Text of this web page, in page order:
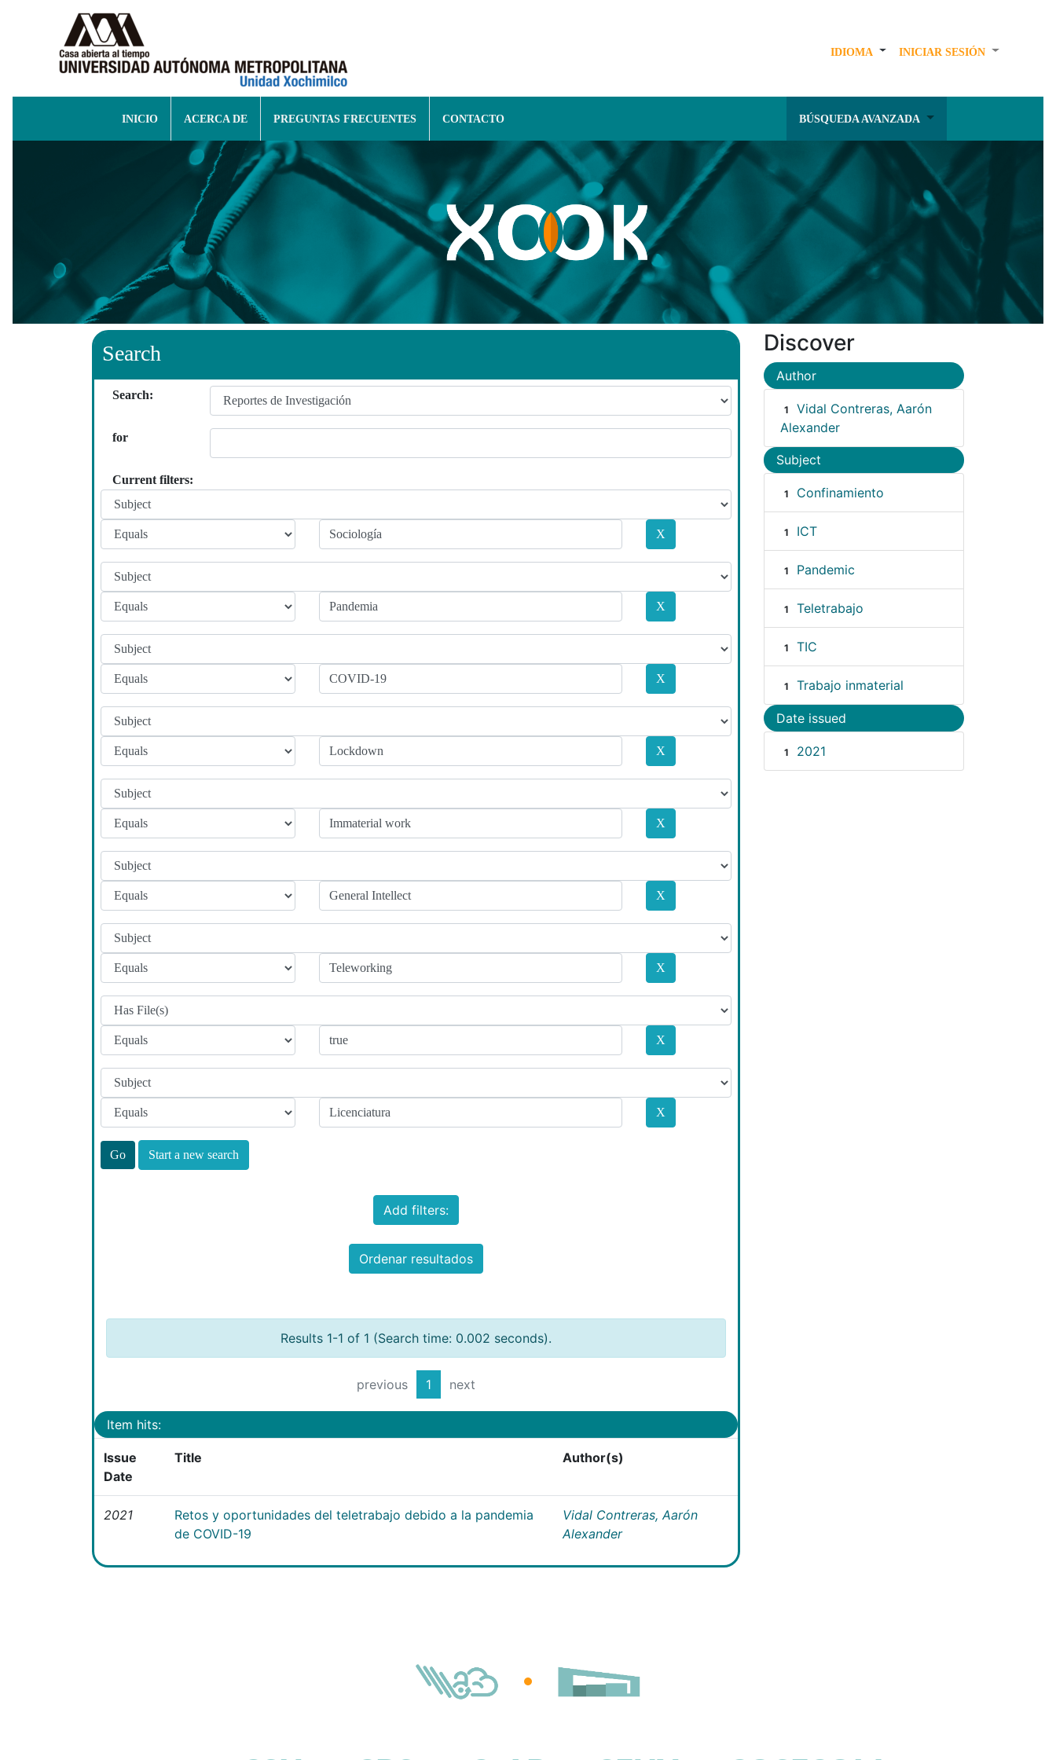
IDIOMA INICIAR SESIÓN
INICIO ACERCA DE PREGUNTAS FRECUENTES CONTACTO BÚSQUEDA AVANZADA
Search
Search:
for
Current filters:
Start a new search
Add filters:
Ordenar resultados
Results 1-1 of 1 (Search time: 0.002 seconds).
previous 1 next
Item hits:
Issue
Date
Title Author(s)
2021
Retos y oportunidades del teletrabajo debido a la pandemia
de COVID-19
Vidal Contreras, Aarón
Alexander
Discover
Author
1
Vidal Contreras, Aarón
Alexander
Subject
1 Confinamiento
1 ICT
1 Pandemic
1 Teletrabajo
1 TIC
1 Trabajo inmaterial
Date issued
1 2021